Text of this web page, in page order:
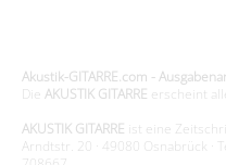
Akustik-GITARRE.com -
Die AKUSTIK GITARRE erscheint
AKUSTIK GITARRE ist eine
Arndtstr. 20 · 49080 Osnabrück ·